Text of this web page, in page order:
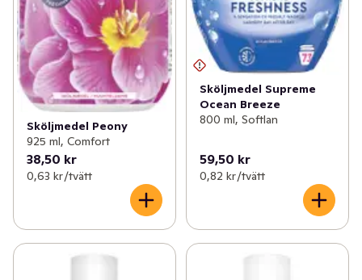
Sköljmedel Peony
925 ml, Comfort
38,50 kr
0,63 kr /tvätt
Sköljmedel Supreme
Ocean Breeze
800 ml, Softlan
59,50 kr
0,82 kr /tvätt